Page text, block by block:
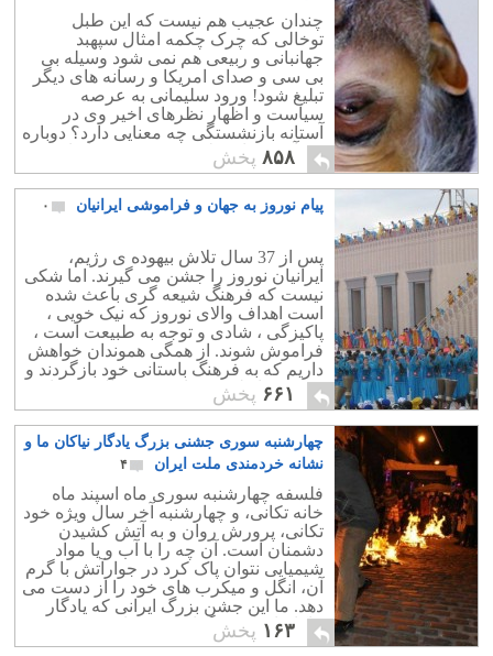
چندان عجیب هم نیست که این طبل
توخالی که چرک چکمه امثال سپهبد
جهانبانی و ربیعی هم نمی شود وسیله بی
بی سی و صدای امریکا و رسانه های دیگر
تبلیغ شود! ورود سلیمانی به عرصه
سیاست و اظهار نظرهای اخیر وی در
آستانه بازنشستگی چه معنایی دارد؟ دوباره
چه آشی برای ملت فریب خورده ایران
پخته اند؟ هدف سلیمانی از ورود به عرصه
سیاست چیست و سقف قدرت طلبی او تا
کجاست؟ این پرسش مهمی است که در دو
عروسک سلیمانی تبدیل به احمدی نژادی
تازه در عرصه سیاست ایران نشود.
۸۵۸ پخش
پیام نوروز به جهان و فراموشی ایرانیان ۰
پس از 37 سال تلاش بیهوده ی رژیم،
ایرانیان نوروز را جشن می گیرند. اما شکی
نیست که فرهنگ شیعه گری باعث شده
است اهداف والای نوروز که نیک خویی ،
پاکیزگی ، شادی و توجه به طبیعت است ،
فراموش شوند. از همگی هموندان خواهش
داریم که به فرهنگ باستانی خود بازگردند و
مخصوصا طبیعت را در نوروز آلوده نسازند
و بلکه از زباله پاک بسازند.
۶۶۱ پخش
چهارشنبه سوری جشنی بزرگ یادگار نیاکان ما و
نشانه خردمندی ملت ایران
۴
فلسفه چهارشنبه سوری ماه اسپند ماه
خانه تکانی، و چهارشنبه آخر سال ویژه خود
تکانی، پرورش روان و به آتش کشیدن
دشمنان است. آن چه را با آب و یا مواد
شیمیایی نتوان پاک کرد در جوارآتش با گرم
آن، انگل و میکرب های خود را از دست می
دهد. ما این جشن بزرگ ایرانی که یادگار
نیاکانمان است گرامی می داریم .
۱۶۳ پخش